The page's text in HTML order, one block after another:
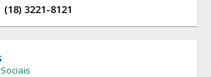
(18) 3221-8121